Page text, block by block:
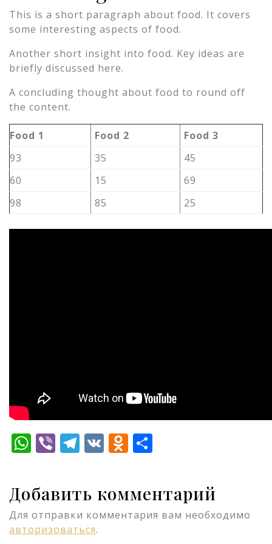
This is a short paragraph about food. It covers
some interesting aspects of food.
Another short insight into food. Key ideas are
briefly discussed here.
A concluding thought about food to round off
the content.
Food 1 Food 2
Food 3
93
35
45
60
15
69
98
85 25
WhatsApp
ViberTelegram
VKOdnoklassniki
Добавить комментарий
Для отправки комментария вам необходимо
авторизоваться.